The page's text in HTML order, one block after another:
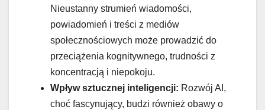
Nieustanny strumień wiadomości,
powiadomień i treści z mediów
społecznościowych może prowadzić do
przeciążenia kognitywnego, trudności z
koncentracją i niepokoju.
Wpływ sztucznej inteligencji: Rozwój AI,
choć fascynujący, budzi również obawy o